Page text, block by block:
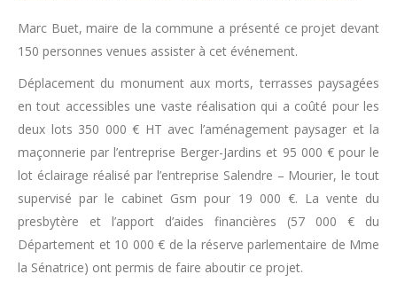
Marc Buet, maire de la commune a présenté ce projet devant
150 personnes venues assister à cet événement.
Déplacement du monument aux morts, terrasses paysagées
en tout accessibles une vaste réalisation qui a coûté pour les
deux lots 350 000 € HT avec l’aménagement paysager et la
maçonnerie par l’entreprise Berger-Jardins et 95 000 € pour le
lot éclairage réalisé par l’entreprise Salendre – Mourier, le tout
supervisé par le cabinet Gsm pour 19 000 €. La vente du
presbytère et l’apport d’aides financières (57 000 € du
Département et 10 000 € de la réserve parlementaire de Mme
la Sénatrice) ont permis de faire aboutir ce projet.